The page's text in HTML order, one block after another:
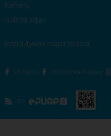
Kamery
Galeria zdjęć
Interaktywna mapa miasta
FB Miasta FB Rzecznik Prasowy
RSS